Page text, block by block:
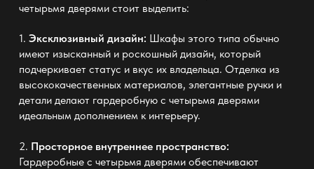
четырьмя дверями стоит выделить:
1. Эксклюзивный дизайн: Шкафы этого типа обычно
имеют изысканный и роскошный дизайн, который
подчеркивает статус и вкус их владельца. Отделка из
высококачественных материалов, элегантные ручки и
детали делают гардеробную с четырьмя дверями
идеальным дополнением к интерьеру.
2. Просторное внутреннее пространство:
Гардеробные с четырьмя дверями обеспечивают